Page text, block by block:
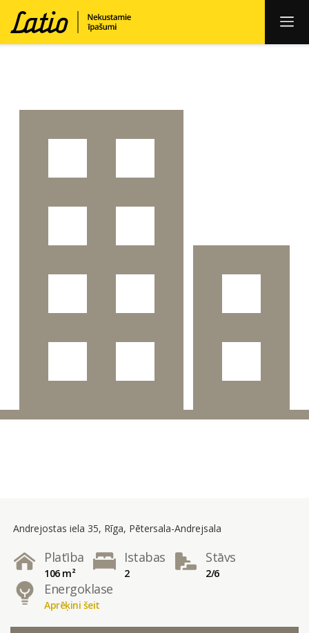
Andrejostas iela 35, Rīga, Pētersala-Andrejsala
Platība
106 m²
Istabas
2
Stāvs
2/6
Energoklase
Aprēķini šeit